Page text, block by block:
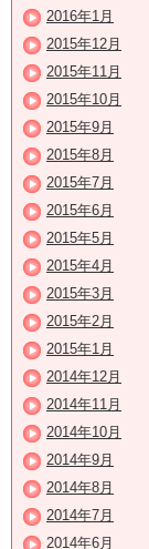
2016年1月
2015年12月
2015年11月
2015年10月
2015年9月
2015年8月
2015年7月
2015年6月
2015年5月
2015年4月
2015年3月
2015年2月
2015年1月
2014年12月
2014年11月
2014年10月
2014年9月
2014年8月
2014年7月
2014年6月